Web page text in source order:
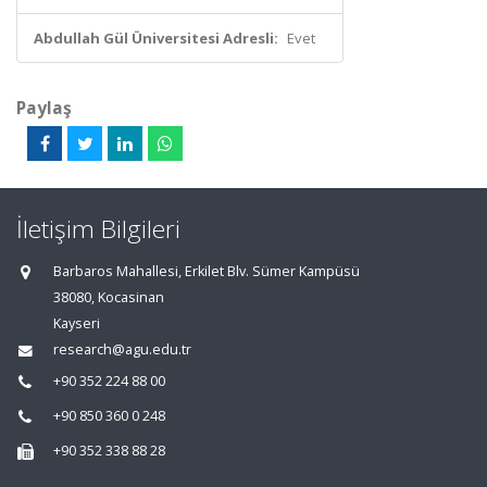
Abdullah Gül Üniversitesi Adresli: Evet
Paylaş
İletişim Bilgileri
Barbaros Mahallesi, Erkilet Blv. Sümer Kampüsü
38080, Kocasinan
Kayseri
research@agu.edu.tr
+90 352 224 88 00
+90 850 360 0 248
+90 352 338 88 28